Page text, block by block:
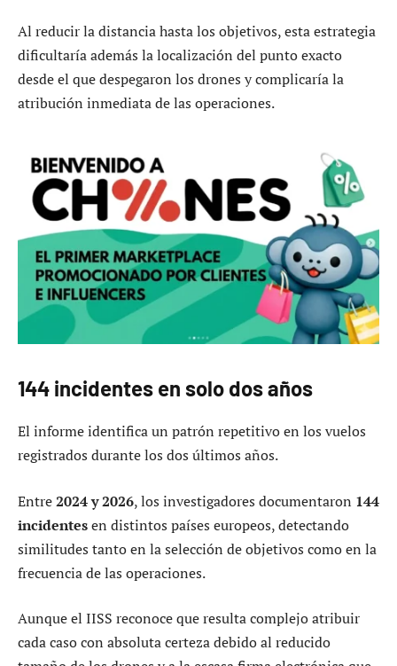
Al reducir la distancia hasta los objetivos, esta estrategia
dificultaría además la localización del punto exacto
desde el que despegaron los drones y complicaría la
atribución inmediata de las operaciones.
144 incidentes en solo dos años
El informe identifica un patrón repetitivo en los vuelos
registrados durante los dos últimos años.
Entre2024 y 2026, los investigadores documentaron 144
incidentesen distintos países europeos, detectando
similitudes tanto en la selección de objetivos como en la
frecuencia de las operaciones.
Aunque el IISS reconoce que resulta complejo atribuir
cada caso con absoluta certeza debido al reducido